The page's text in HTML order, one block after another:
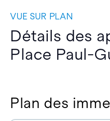
VUE SUR PLAN
Détails des
Place Paul-
Plan des